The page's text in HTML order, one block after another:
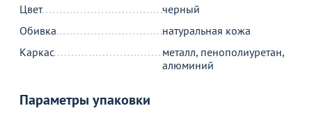
Цвет
черный
Обивка
натуральная кожа
Каркас
металл, пенополиуретан,
алюминий
Параметры упаковки
С этим товаром покупают